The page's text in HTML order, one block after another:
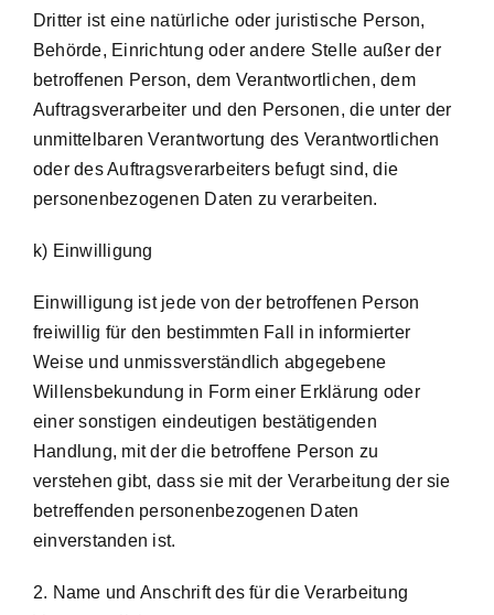
Dritter ist eine natürliche oder juristische Person,
Behörde, Einrichtung oder andere Stelle außer der
betroffenen Person, dem Verantwortlichen, dem
Auftragsverarbeiter und den Personen, die unter der
unmittelbaren Verantwortung des Verantwortlichen
oder des Auftragsverarbeiters befugt sind, die
personenbezogenen Daten zu verarbeiten.
k) Einwilligung
Einwilligung ist jede von der betroffenen Person
freiwillig für den bestimmten Fall in informierter
Weise und unmissverständlich abgegebene
Willensbekundung in Form einer Erklärung oder
einer sonstigen eindeutigen bestätigenden
Handlung, mit der die betroffene Person zu
verstehen gibt, dass sie mit der Verarbeitung der sie
betreffenden personenbezogenen Daten
einverstanden ist.
2. Name und Anschrift des für die Verarbeitung